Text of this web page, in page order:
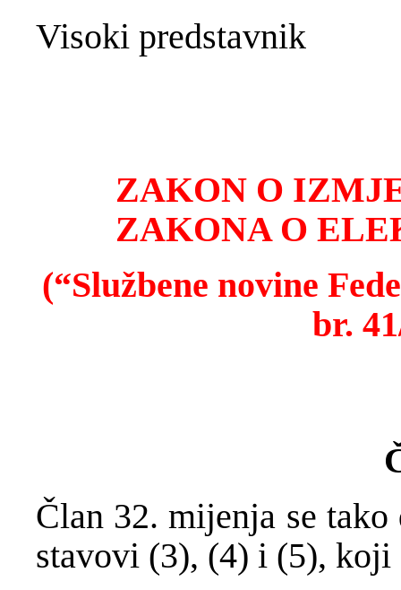
Visoki predstavnik
ZAKON O
ZAKONA O
(“Službene novine
br.
Član 32. mijenja se
stavovi (3), (4) i (5), koji